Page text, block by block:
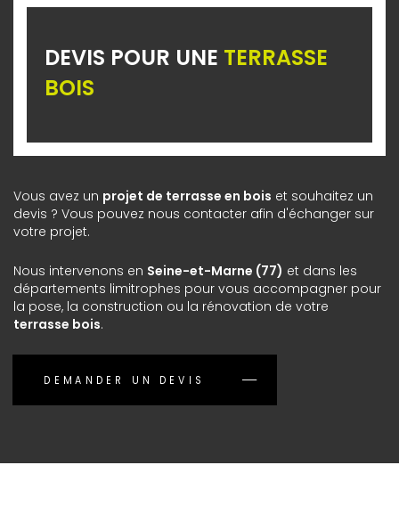
DEVIS POUR UNE TERRASSE
BOIS
Vous avez un projet de terrasse en bois et souhaitez un
devis ? Vous pouvez nous contacter afin d'échanger sur
votre projet.
Nous intervenons en Seine-et-Marne (77) et dans les
départements limitrophes pour vous accompagner pour
la pose, la construction ou la rénovation de votre
terrasse bois.
DEMANDER UN DEVIS